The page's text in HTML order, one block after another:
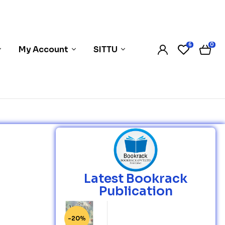
My Account SITTU 6 0
Latest Bookrack
Publication
-20%